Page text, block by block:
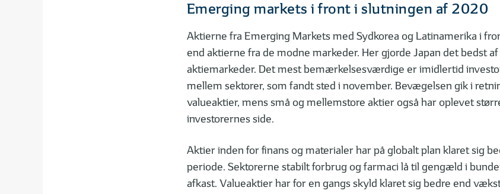
Emerging markets i front i slutningen af 2020
Aktierne fra Emerging Markets med Sydkorea og Latinamerika i
end aktierne fra de modne markeder. Her gjorde Japan det bedst
aktiemarkeder. Det mest bemærkelsesværdige er imidlertid
mellem sektorer, som fandt sted i november. Bevægelsen gik i
valueaktier, mens små og mellemstore aktier også har oplevet
investorernes side.
Aktier inden for finans og materialer har på globalt plan klaret sig
periode. Sektorerne stabilt forbrug og farmaci lå til gengæld i
afkast. Valueaktier har for en gangs skyld klaret sig bedre end